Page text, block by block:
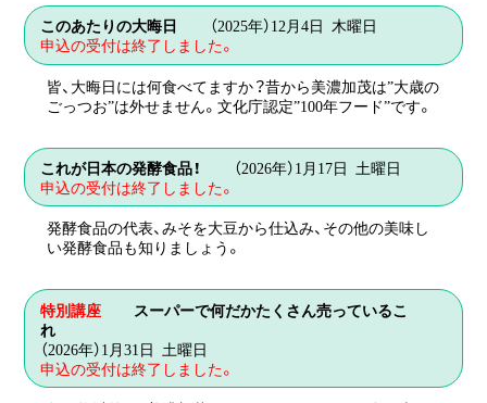
ご案内が表示されます。
申し込み方法
WEBからのお申し込み
申込画面が表示されます（専用サイト）。
ハガキ・ご来館によるお申し込み
参加料
500円
定員
15名
対象
一般
持ち物
エプロン・三角巾
申し込み方法
お申し込み期間は【8月26日（火）～9月9日
（火）】です。
申込画面が表示されます（専用サイト）。
ハガキ・ご来館によるお申し込み
ご案内が表示されます。
日時
11月6日 木曜日 午前10時30分～午後1時30
分
講師
伝承料理の会
会場
生活体験館
定員
15名
対象
一般
持ち物
エプロン・三角巾
申し込み方法
日（火）】です。
申込画面が表示されます（専用サイト）。
このあたりの大晦日
（2025年）12月4日 木曜日
申込の受付は終了しました。
皆、大晦日には何食べてますか？昔から美濃加茂は”大歳の
ごっつお”は外せません。文化庁認定”100年フード”です。
日時
12月4日 木曜日 午前10時30分～午後1時30
分
講師
伝承料理の会
会場
生活体験館
定員
15名
対象
一般
持ち物
エプロン・三角巾
これが日本の発酵食品！
（2026年）1月17日 土曜日
申込の受付は終了しました。
発酵食品の代表、みそを大豆から仕込み、その他の美味し
い発酵食品も知りましょう。
日時
2026年1月17日 土曜日 午前10時30分～午後
1時30分
講師
伝承料理の会
会場
生活体験館
特別講座
スーパーで何だかたくさん売っているこ
れ
（2026年）1月31日 土曜日
申込の受付は終了しました。